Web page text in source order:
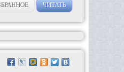
ЧИТАТЬ